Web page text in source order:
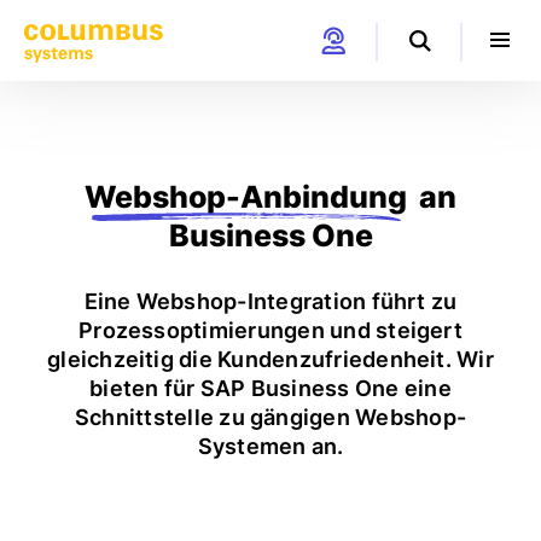
Webshop-Anbindung an
Business One
Eine Webshop-Integration führt zu
Prozessoptimierungen und steigert
gleichzeitig die Kundenzufriedenheit. Wir
bieten für SAP Business One eine
Schnittstelle zu gängigen Webshop-
Systemen an.